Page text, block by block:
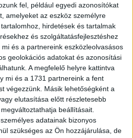
fel, például egyedi azonosítókat
amelyeket az eszköz személyre
hirdetések és tartalmak
és szolgáltatásfejlesztéshez
és a partnereink eszközleolvasásos
geolokációs adatokat és azonosítási
A megfelelő helyre kattintva
mi és a 1731 partnereink a fent
végezzünk. Másik lehetőségként a
elutasítása előtt részletesebb
beállításait.
adatainak bizonyos
szükséges az Ön hozzájárulása, de
több időt töltöttünk
viselkedésében és
és az
aggodalmak
Skift és a McKinsey nemrégiben
az utazók 40%-a világszerte
fizetni (legalább 2%-kal) a
Az olyan lehetőségek,
csomag és az Ecolytiq-kal való
hogy fenntarthatóbb
hozzáférést